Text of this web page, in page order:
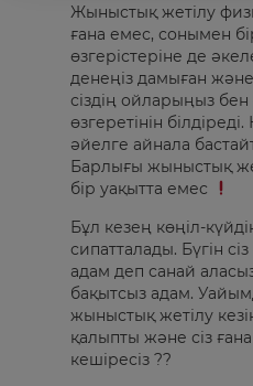
Жыныстық жетілу
ғана емес, сонымен
өзгерістеріне де
денеңіз дамыған
сіздің ойларыңыз бен
өзгеретінін
әйелге айнала
Барлығы жыныстық
бір уақытта емес
Бұл кезең көңіл-
сипатталады. Бүгін
адам деп санай
бақытсыз адам.
жыныстық жетілу
қалыпты және сіз
кешіресіз ??